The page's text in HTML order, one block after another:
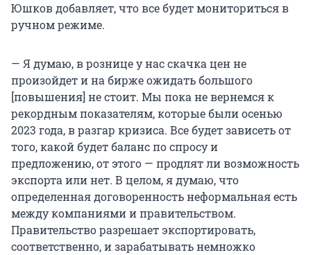
Юшков добавляет, что все будет мониториться в
ручном режиме.
— Я думаю, в рознице у нас скачка цен не
произойдет и на бирже ожидать большого
[повышения] не стоит. Мы пока не вернемся к
рекордным показателям, которые были осенью
2023 года, в разгар кризиса. Все будет зависеть от
того, какой будет баланс по спросу и
предложению, от этого — продлят ли возможность
экспорта или нет. В целом, я думаю, что
определенная договоренность неформальная есть
между компаниями и правительством.
Правительство разрешает экспортировать,
соответственно, и зарабатывать немножко